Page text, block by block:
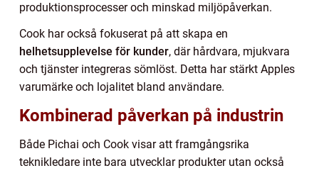
produktionsprocesser och minskad miljöpåverkan.
Cook har också fokuserat på att skapa en
helhetsupplevelse för kunder, där hårdvara, mjukvara
och tjänster integreras sömlöst. Detta har stärkt Apples
varumärke och lojalitet bland användare.
Kombinerad påverkan på industrin
Både Pichai och Cook visar att framgångsrika
teknikledare inte bara utvecklar produkter utan också